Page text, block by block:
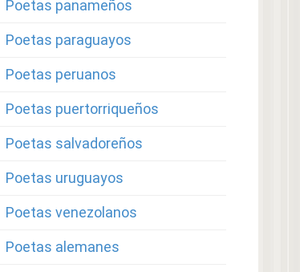
Poetas panameños
Poetas paraguayos
Poetas peruanos
Poetas puertorriqueños
Poetas salvadoreños
Poetas uruguayos
Poetas venezolanos
Poetas alemanes